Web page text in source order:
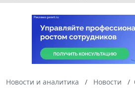
Новости и аналитика Новости